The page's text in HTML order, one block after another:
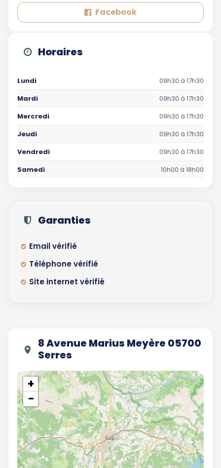
Facebook
Horaires
Lundi
09h30 à 17h30
Mardi
09h30 à 17h30
Mercredi
09h30 à 17h30
Jeudi
09h30 à 17h30
Vendredi
09h30 à 17h30
Samedi
10h00 à 18h00
Garanties
Email vérifié
Téléphone vérifié
Site internet vérifié
8 Avenue Marius Meyère 05700
Serres
+
−